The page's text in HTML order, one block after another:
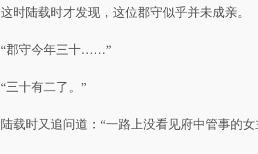
这时陆载时才发现，这位郡守似乎并未成亲。
“郡守今年三十……”
“三十有二了。”
陆载时又追问道：“一路上没看见府中管事的